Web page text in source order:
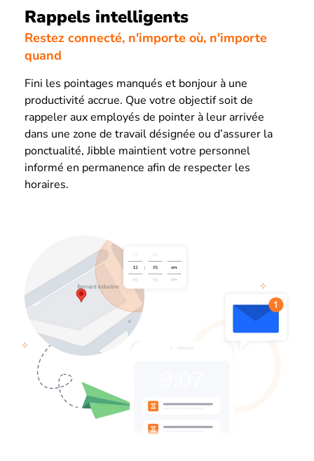
Rappels intelligents
Restez connecté, n'importe où, n'importe
quand
Fini les pointages manqués et bonjour à une
productivité accrue. Que votre objectif soit de
rappeler aux employés de pointer à leur arrivée
dans une zone de travail désignée ou d’assurer la
ponctualité, Jibble maintient votre personnel
informé en permanence afin de respecter les
horaires.